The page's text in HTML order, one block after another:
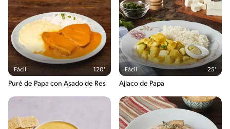
Fácil 120'
Puré de Papa con Asado de Res
Fácil 25'
Ajiaco de Papa